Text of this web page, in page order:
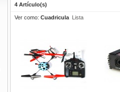
4 Artículo(s)
Ver como: Cuadricula Lista